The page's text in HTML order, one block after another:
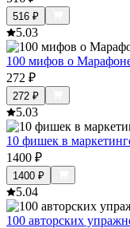
516 ₽
5.03
100 мифов о
272 ₽
272 ₽
5.03
10 фишек в
1400 ₽
1400 ₽
5.04
100 авторских